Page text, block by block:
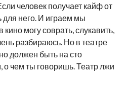
человек получает кайф от
для него. И играем мы
могу соврать, слукавить,
разбираюсь. Но в театре
должен быть на сто
о чем ты говоришь. Театр лжи